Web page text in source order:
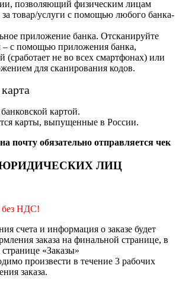
позволяющий физическим лицам
за товар/услуги с помощью любого банка-
приложение банка. Отсканируйте
– с помощью приложения банка,
(сработает не во всех смартфонах) или
для сканирования кодов.
картой.
карты, выпущенные в России.
почту обязательно отправляется чек
ЛИЦ
без НДС!
счета и информация о заказе будет
заказа на финальной странице, в
«Заказы»
произвести в течение 3 рабочих
заказа.